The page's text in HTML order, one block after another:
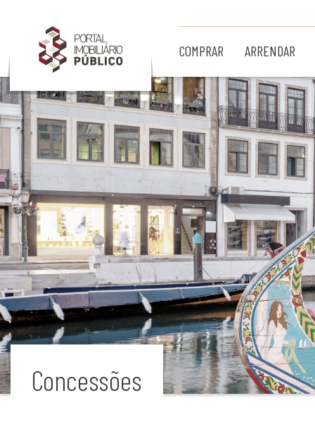
COMPRAR ARRENDAR
Concessões